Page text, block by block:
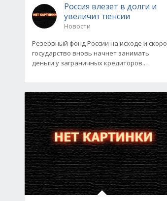
Россия влезет в долги и
увеличит пенсии
Новости
Резервный фонд России на исходе и скоро
государство вновь начнет занимать
деньги у заграничных кредиторов...